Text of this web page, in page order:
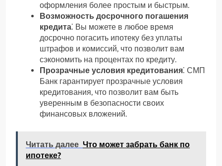
оформления более простым и быстрым.
Возможность досрочного погашения
кредита⁚ Вы можете в любое время
досрочно погасить ипотеку без уплаты
штрафов и комиссий, что позволит вам
сэкономить на процентах по кредиту.
Прозрачные условия кредитования⁚ СМП
Банк гарантирует прозрачные условия
кредитования, что позволит вам быть
уверенным в безопасности своих
финансовых вложений.
Читать далее Что может забрать банк по
ипотеке?